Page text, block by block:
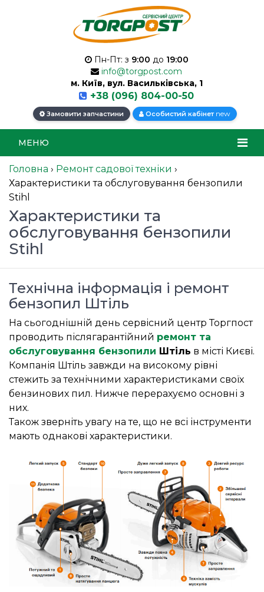
Пн-Пт: з 9:00 до 19:00
info@torgpost.com
м. Київ, вул. Васильківська, 1
+38 (096) 804-00-50
Замовити запчастини Особистий кабінет new
МЕНЮ
Головна › Ремонт садової техніки ›
Характеристики та обслуговування бензопили
Stihl
Характеристики та
обслуговування бензопили
Stihl
Технічна інформація і ремонт
бензопил Штіль
На сьогоднішній день сервісний центр Торгпост
проводить післягарантійний ремонт та
обслуговування бензопили Штіль в місті Києві.
Компанія Штіль завжди на високому рівні
стежить за технічними характеристиками своїх
бензинових пил. Нижче перерахуємо основні з
них.
Також зверніть увагу на те, що не всі інструменти
мають однакові характеристики.